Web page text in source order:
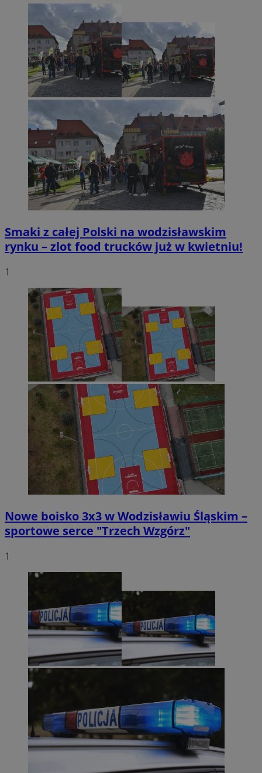
Smaki z całej Polski na wodzisławskim
rynku – zlot food trucków już w kwietniu!
1
Nowe boisko 3x3 w Wodzisławiu Śląskim –
sportowe serce "Trzech Wzgórz"
1